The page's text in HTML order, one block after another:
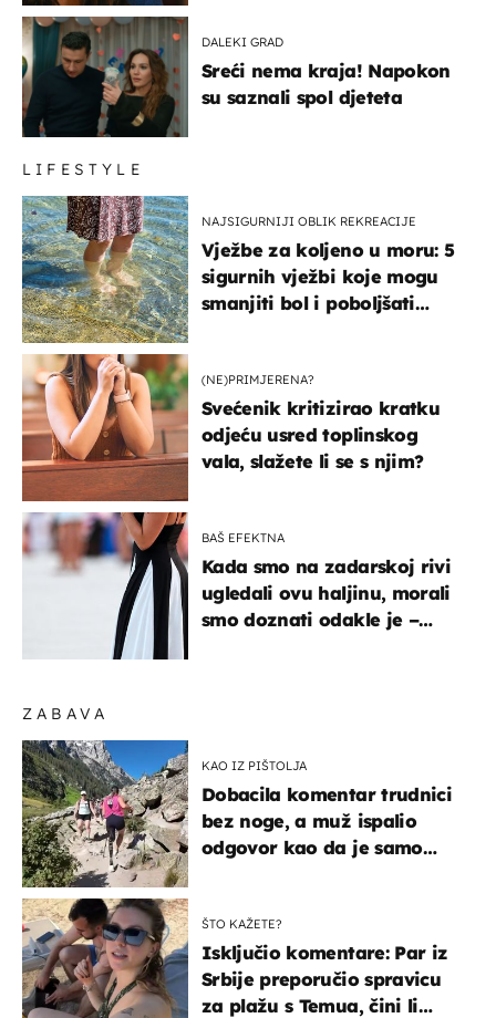
ZABAVA
KAO IZ PIŠTOLJA
Dobacila komentar trudnici
bez noge, a muž ispalio
odgovor kao da je samo
ŠTO KAŽETE?
Isključio komentare: Par iz
Srbije preporučio spravicu
za plažu s Temua, čini li
DALEKI GRAD
Sreći nema kraja! Napokon
su saznali spol djeteta
LIFESTYLE
NAJSIGURNIJI OBLIK REKREACIJE
Vježbe za koljeno u moru: 5
sigurnih vježbi koje mogu
smanjiti bol i poboljšati
(NE)PRIMJERENA?
Svećenik kritizirao kratku
odjeću usred toplinskog
vala, slažete li se s njim?
BAŠ EFEKTNA
Kada smo na zadarskoj rivi
ugledali ovu haljinu, morali
smo doznati odakle je –